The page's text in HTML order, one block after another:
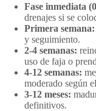
Fase inmediata
drenajes si se
Primera semana:
y seguimiento.
2-4 semanas:
uso de faja o
4-12 semanas:
moderado según
3-12 meses:
definitivos.